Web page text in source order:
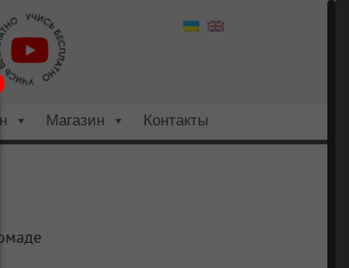
Магазин Контакты